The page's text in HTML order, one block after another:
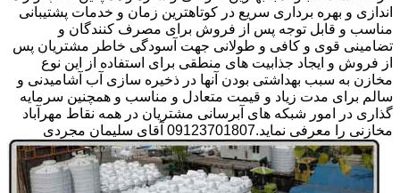
اندازی و بهره برداری سریع در کوتاهترین زمان و خدمات پشتیبانی
مناسب و قابل توجه پس از فروش برای مصرف کنندگان و
تضامینی قوی و کافی و طولانی جهت آسودگی خاطر مشتریان پس
از فروش و ایجاد جذابیت های منطقی برای استفاده از این نوع
مخازن به سبب بهداشتی بودن آنها در ذخیره سازی آب آشامیدنی و
سالم برای مدت زیاد و قیمت متعادل و مناسب و همچنین سرمایه
گذاری در امور شبکه های آبرسانی مشتریان در همه نقاط مهرآباد
مخازنی را معرفی نماید.09123701807 آقای سلیمان مجردی